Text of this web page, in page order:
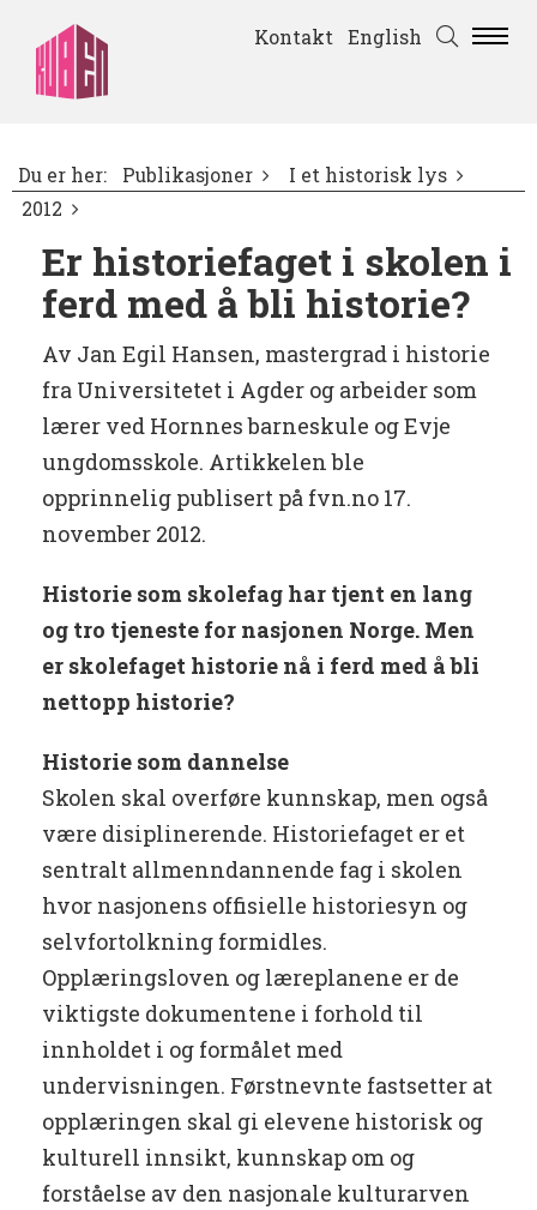
Kontakt English
Du er her: Publikasjoner
I et historisk lys
2012
Er historiefaget i skolen i
ferd med å bli historie?
Av Jan Egil Hansen, mastergrad i historie
fra Universitetet i Agder og arbeider som
lærer ved Hornnes barneskule og Evje
ungdomsskole. Artikkelen ble
opprinnelig publisert på fvn.no 17.
november 2012.
Historie som skolefag har tjent en lang
og tro tjeneste for nasjonen Norge. Men
er skolefaget historie nå i ferd med å bli
nettopp historie?
Historie som dannelse
Skolen skal overføre kunnskap, men også
være disiplinerende. Historiefaget er et
sentralt allmenndannende fag i skolen
hvor nasjonens offisielle historiesyn og
selvfortolkning formidles.
Opplæringsloven og læreplanene er de
viktigste dokumentene i forhold til
innholdet i og formålet med
undervisningen. Førstnevnte fastsetter at
opplæringen skal gi elevene historisk og
kulturell innsikt, kunnskap om og
forståelse av den nasjonale kulturarven